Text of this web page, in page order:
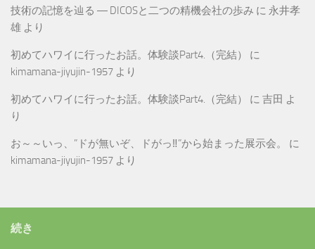
技術の記憶を辿る ― DICOSと二つの精機会社の歩み に 永井孝
雄 より
初めてハワイに行ったお話。体験談Part4.（完結）
に
kimamana-jiyujin-1957 より
初めてハワイに行ったお話。体験談Part4.（完結） に 吉田 よ
り
お～～いっ、”ドが無いぞ、ドがっ‼”から始まった展示会。
に
kimamana-jiyujin-1957 より
続き